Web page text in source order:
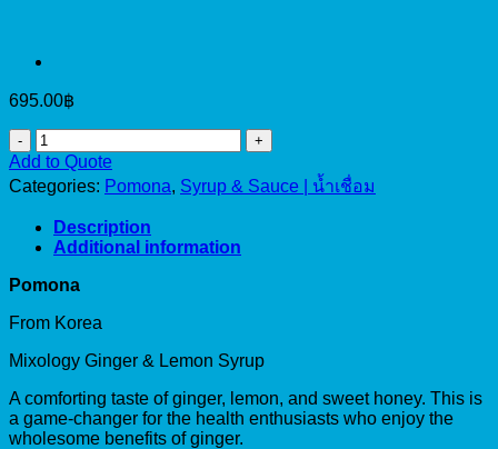
695.00฿
Pomona
Mixology
Ginger
&
Lemon
Syrup
(1000ml)
quantity
Add to Quote
Categories: Pomona, Syrup & Sauce | น้ำเชื่อม
Description
Additional information
Pomona
From Korea
Mixology Ginger & Lemon Syrup
A comforting taste of ginger, lemon, and sweet honey. This is
a game-changer for the health enthusiasts who enjoy the
wholesome benefits of ginger.